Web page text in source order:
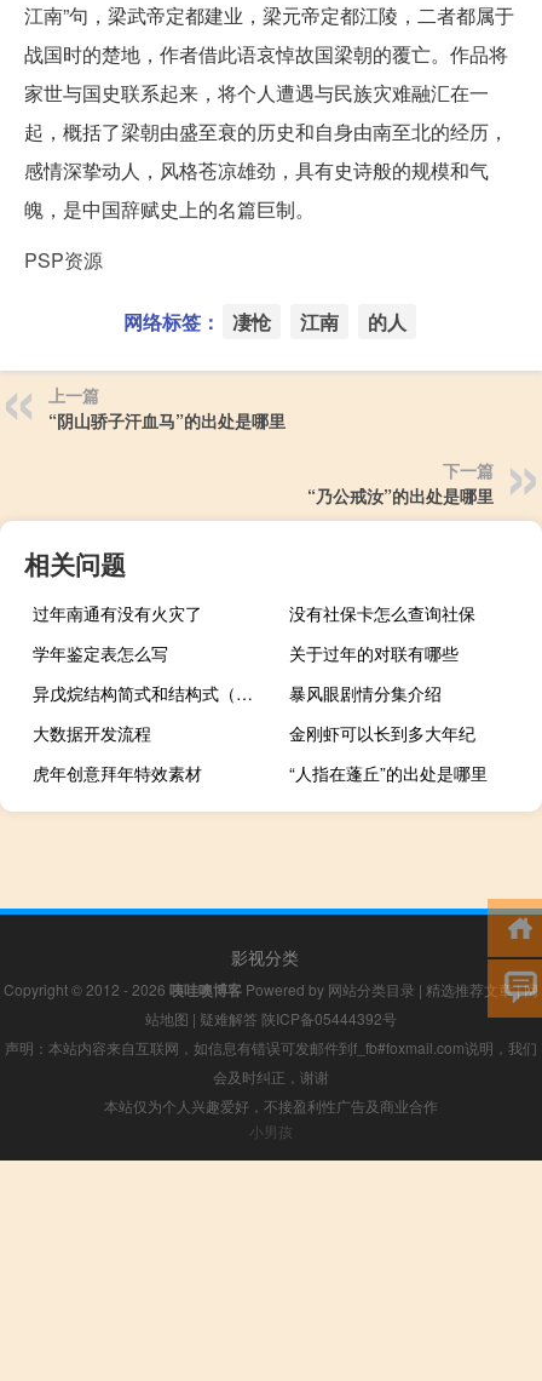
江南”句，梁武帝定都建业，梁元帝定都江陵，二者都属于
战国时的楚地，作者借此语哀悼故国梁朝的覆亡。作品将
家世与国史联系起来，将个人遭遇与民族灾难融汇在一
起，概括了梁朝由盛至衰的历史和自身由南至北的经历，
感情深挚动人，风格苍凉雄劲，具有史诗般的规模和气
魄，是中国辞赋史上的名篇巨制。
PSP资源
网络标签： 凄怆 江南 的人
上一篇
“阴山骄子汗血马”的出处是哪里
下一篇
“乃公戒汝”的出处是哪里
相关问题
过年南通有没有火灾了
没有社保卡怎么查询社保
学年鉴定表怎么写
关于过年的对联有哪些
异戊烷结构简式和结构式（异戊烷结构简式）
暴风眼剧情分集介绍
大数据开发流程
金刚虾可以长到多大年纪
虎年创意拜年特效素材
“人指在蓬丘”的出处是哪里
影视分类
Copyright © 2012 - 2026 咦哇噢博客 Powered by 网站分类目录 | 精选推荐文章|网
站地图 | 疑难解答 陕ICP备05444392号
声明：本站内容来自互联网，如信息有错误可发邮件到f_fb#foxmail.com说明，我们
会及时纠正，谢谢
本站仅为个人兴趣爱好，不接盈利性广告及商业合作
小男孩